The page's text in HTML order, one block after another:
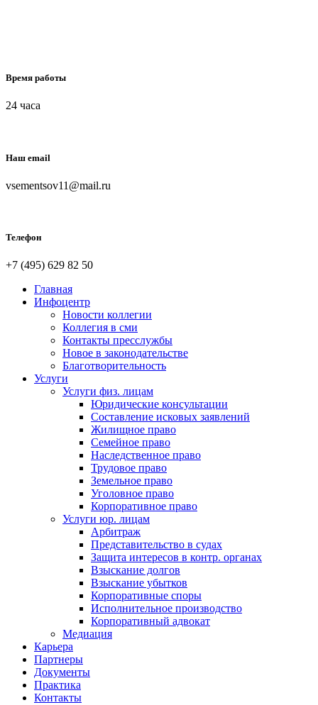
Время работы
24 часа
Наш email
vsementsov11@mail.ru
Телефон
+7 (495) 629 82 50
Главная
Инфоцентр
Новости коллегии
Коллегия в сми
Контакты пресслужбы
Новое в законодательстве
Благотворительность
Услуги
Услуги физ. лицам
Юридические консультации
Составление исковых заявлений
Жилищное право
Семейное право
Наследственное право
Трудовое право
Земельное право
Уголовное право
Корпоративное право
Услуги юр. лицам
Арбитраж
Представительство в судах
Защита интересов в контр. органах
Взыскание долгов
Взыскание убытков
Корпоративные споры
Исполнительное производство
Корпоративный адвокат
Медиация
Карьера
Партнеры
Документы
Практика
Контакты